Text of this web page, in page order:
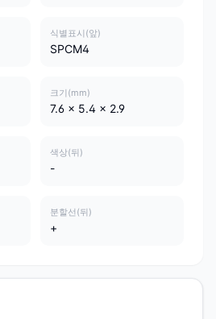
식별표시(앞)
SPCM4
크기(mm)
7.6 x 5.4 x 2.9
색상(뒤)
-
분할선(뒤)
+